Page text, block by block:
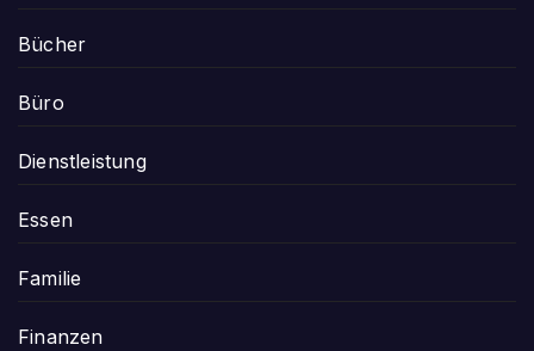
Bücher
Büro
Dienstleistung
Essen
Familie
Finanzen